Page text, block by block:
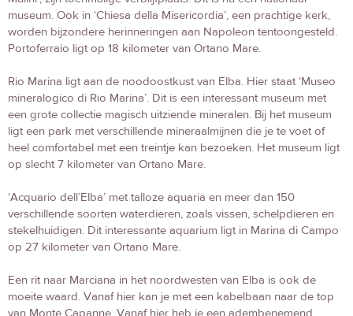
museum. Ook in ‘Chiesa della Misericordia’, een prachtige kerk,
worden bijzondere herinneringen aan Napoleon tentoongesteld.
Portoferraio ligt op 18 kilometer van Ortano Mare.
Rio Marina ligt aan de noodoostkust van Elba. Hier staat ‘Museo
mineralogico di Rio Marina’. Dit is een interessant museum met
een grote collectie magisch uitziende mineralen. Bij het museum
ligt een park met verschillende mineraalmijnen die je te voet of
heel comfortabel met een treintje kan bezoeken. Het museum ligt
op slecht 7 kilometer van Ortano Mare.
‘Acquario dell’Elba’ met talloze aquaria en meer dan 150
verschillende soorten waterdieren, zoals vissen, schelpdieren en
stekelhuidigen. Dit interessante aquarium ligt in Marina di Campo
op 27 kilometer van Ortano Mare.
Een rit naar Marciana in het noordwesten van Elba is ook de
moeite waard. Vanaf hier kan je met een kabelbaan naar de top
van Monte Capanne. Vanaf hier heb je een adembenemend